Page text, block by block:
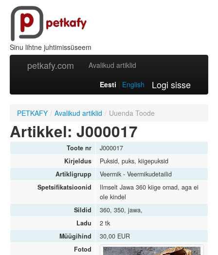
Sinu lihtne juhtimissüseem
petkafy.com Avalikud artiklid
Logi sisse
Eesti English
PETKAFY / Avalikud artiklid / Uuenda Toode
Artikkel: J000017
Toote nr
J000017
Kirjeldus
Puksid, puks, kiigepuksid
Artikligrupp
Veermik - Veermikudetailid
Spetsifikatsioonid
Ilmselt Jawa 360 kiige omad, aga ei
ole kindel
Sildid
360, 350, jawa,
Ladu
2 tk
Müügihind
30,00 EUR
Fotod